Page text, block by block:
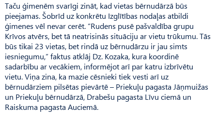
Taču ģimenēm svarīgi zināt, kad vietas bērnudārzā būs
pieejamas. Šobrīd uz konkrētu Izglītības nodaļas atbildi
ģimenes vēl nevar cerēt. “Rudens pusē paš­valdība grupu
Krīvos atvērs, bet tā neatrisinās situāciju ar vietu trūkumu. Tās
būs tikai 23 vietas, bet rindā uz bērnudārzu ir jau simts
iesniegumu,” faktus atklāj Dz. Kozaka, kura koordinē
sadarbību ar vecākiem, informējot arī par katru izbrīvētu
vietu. Viņa zina, ka mazie cēsnieki tiek vesti arī uz
bērnudārziem pilsētas pievārtē – Priekuļu pagasta Jāņmuižas
un Priekuļu bērnudārzā, Drabešu pagasta Līvu ciemā un
Raiskuma pagasta Auciemā.